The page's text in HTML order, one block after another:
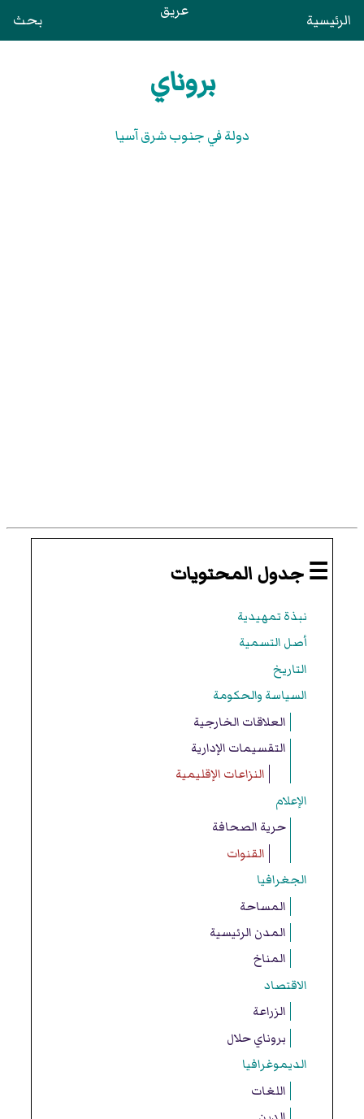
الرئيسية عريق بحث
بروناي
دولة في جنوب شرق آسيا
☰ جدول المحتويات
نبذة تمهيدية
أصل التسمية
التاريخ
السياسة والحكومة
العلاقات الخارجية
التقسيمات الإدارية
النزاعات الإقليمية
الإعلام
حرية الصحافة
القنوات
الجغرافيا
المساحة
المدن الرئيسية
المناخ
الاقتصاد
الزراعة
بروناي حلال
الديموغرافيا
اللغات